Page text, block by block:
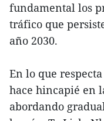
fundamental los
tráfico que
año 2030.
En lo que
hace hincapié en
abordando